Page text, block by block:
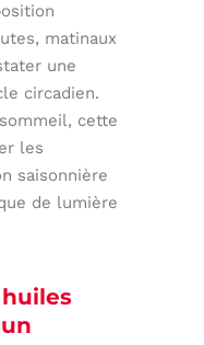
matinaux
une
circadien.
cette
les
saisonnière
de lumière
huiles